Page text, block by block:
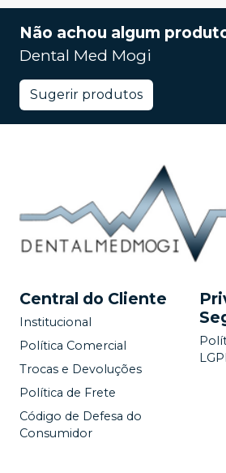
Não achou algum
Dental Med Mogi
Sugerir produtos
Central do Cliente
Institucional
Política Comercial
Trocas e Devoluções
Política de Frete
Código de Defesa do
Consumidor